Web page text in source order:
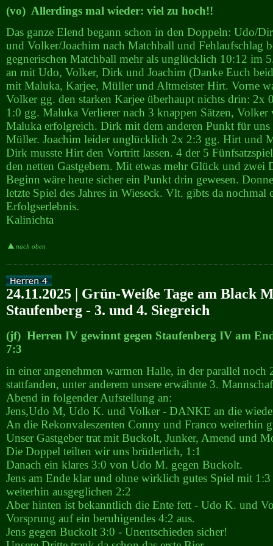
(vo) Allerdings mal wieder: viel zu hoch!!
Das ganze Elend begann schon in den Doppeln: Udo/
und Volker/Joachim nach Matchball und Fehlaufschlag
gegnerischen Matchball mehr als unglücklich 10:12 im
an mit Udo, Volker, Dirk und Joachim (Danke Euch
mit Maluka, Karjee, Müller und Altmeister Hirt. Vorne
Volker gg. den starken Karjee überhaupt nichts drin: 2x
1:0 gg. Maluka Verlierer nach 3 knappen Sätzen, Volker
Maluka erfolgreich. Dirk mit dem anderen Punkt für
Müller. Joachim leider unglücklich 2x 2:3 gg. Hirt und
Dirk musste Hirt den Vortritt lassen. 4 der 5
den netten Gastgebern. Mit etwas mehr Glück und zwei
Beginn wäre heute sicher ein Punkt drin gewesen.
letzte Spiel des Jahres in Wieseck. Vlt. gibts da nochmal
Erfolgserlebnis.
Kalinichta
nach oben
24.11.2025 | Grün-Weiße Tage am Black
Staufenberg - 3. und 4. Siegreich
(jf) Herren IV gewinnt gegen Staufenberg IV am
7:3
in einer angenehmen warmen Halle, in der parallel noch
stattfanden, unter anderem unsere erwähnte 3.
Abend in folgender Aufstellung an:
Jens,Udo M, Udo K. und Volker - DANKE an die
An die Rekonvaleszenten Conny und Franco weiterhin
Unser Gastgeber trat mit Buckolt, Junker, Amend und
Die Doppel teilten wir uns brüderlich, 1:1
Danach ein klares 3:0 von Udo M. gegen Buckolt.
Jens am Ende klar und ohne wirklich gutes Spiel mit 1:3
weiterhin ausgeglichen 2:2
Aber hinten ist bekanntlich die Ente fett - Udo K. und
Vorsprung auf ein beruhigendes 4:2 aus.
Jens gegen Buckolt 3:0 - Unentschieden sicher!